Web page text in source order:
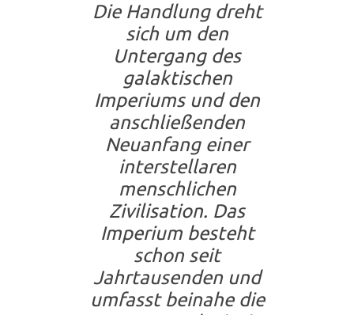
Die Handlung dreht
sich um den
Untergang des
galaktischen
Imperiums und den
anschließenden
Neuanfang einer
interstellaren
menschlichen
Zivilisation. Das
Imperium besteht
schon seit
Jahrtausenden und
umfasst beinahe die